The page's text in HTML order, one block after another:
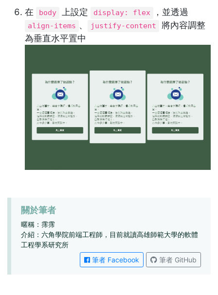
在 body 上設定 display: flex ，並透過
align-items 、 justify-content
將內容調整
為垂直水平置中
關於筆者
暱稱：霈霈
介紹：六角學院前端工程師，目前就讀高雄師範大學的軟體
工程學系研究所
筆者 Facebook
筆者 GitHub